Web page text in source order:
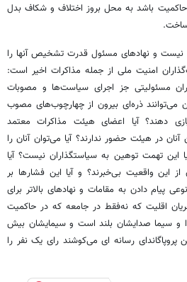
حاکمیت باشد به محل بروز اختلاف و شکاف بدل
و نهادهای مسئول قدرت تشخیص آنها را
امنیت ملی از جمله مذاکرات اخیر است:
مسئولیتی جز اجرای سیاست‌ها و مصوبات
می‌توانند ذره‌ای بیرون از چهارچوب‌های مصوب
دهند؟ آیا اعضای هیئت مذاکرات معتمد
در هیئت حضور ندارند؟ آیا می‌توان آنان را
این تهمت توهین به سیاستگذاران نیست؟ آیا
این واقعیت بی‌خبرند؟ و آیا این فشارها بر
پیام دادن به مقامات و نهادهای بالاتر برای
اقلیت که نه‌فقط در جامعه که در حاکمیت
و سیما صدایشان بلند است و سیمایشان بیش
رسانه ای می‌کوشند رای یک نفر را